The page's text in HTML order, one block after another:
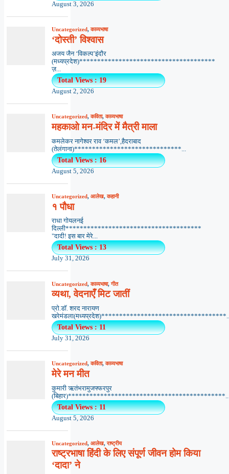
August 3, 2026
Uncategorized,काव्यभाषा
‘दोस्ती’ विश्वास
अजय जैन ‘विकल्प’इंदौर
(मध्यप्रदेश)**************************************
ज़...
Total Views : 19
August 2, 2026
Uncategorized,कविता,काव्यभाषा
महकाओ मन-मंदिर में मैत्री माला
कमलेकर नागेश्वर राव ‘कमल’,हैदराबाद
(तेलंगाना)******************************...
Total Views : 16
August 5, 2026
Uncategorized, आलेख,कहानी
१ पौधा
राधा गोयलनई
दिल्ली**************************************
"दादी! इस बार मेरे...
Total Views : 13
July 31, 2026
Uncategorized,काव्यभाषा,गीत
व्यथा, वेदनाएँ मिट जातीं
प्रो.डॉ. शरद नारायण
Total Views : 11
July 31, 2026
Uncategorized,कविता,काव्यभाषा
मेरे मन मीत
कुमारी ऋतंभरामुजफ्फरपुर
Total Views : 11
August 5, 2026
Uncategorized, आलेख,राष्ट्रीय
राष्ट्रभाषा हिंदी के लिए संपूर्ण जीवन होम किया
‘दादा’ ने